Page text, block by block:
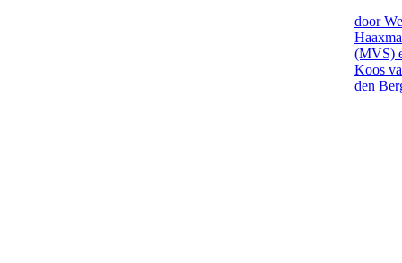
door
(MVS)
Koos
den